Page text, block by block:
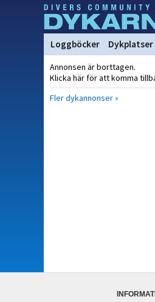
Loggböcker Dykplatser
Annonsen är borttagen.
Klicka här för att komma
Fler dykannonser »